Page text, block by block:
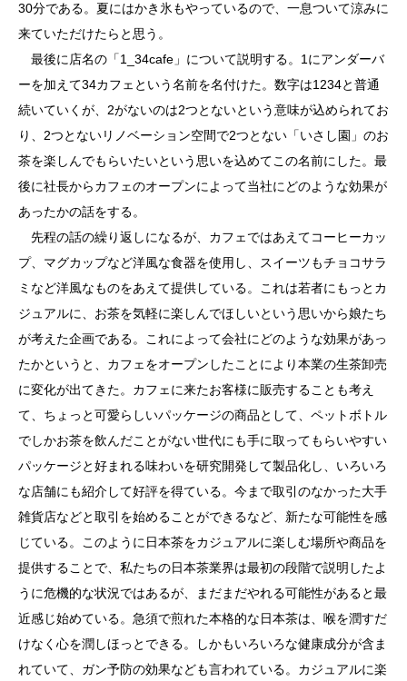
30分である。夏にはかき氷もやっているので、一息ついて涼みに
来ていただけたらと思う。
最後に店名の「1_34cafe」について説明する。1にアンダーバ
ーを加えて34カフェという名前を名付けた。数字は1234と普通
続いていくが、2がないのは2つとないという意味が込められてお
り、2つとないリノベーション空間で2つとない「いさし園」のお
茶を楽しんでもらいたいという思いを込めてこの名前にした。最
後に社長からカフェのオープンによって当社にどのような効果が
あったかの話をする。
先程の話の繰り返しになるが、カフェではあえてコーヒーカッ
プ、マグカップなど洋風な食器を使用し、スイーツもチョコサラ
ミなど洋風なものをあえて提供している。これは若者にもっとカ
ジュアルに、お茶を気軽に楽しんでほしいという思いから娘たち
が考えた企画である。これによって会社にどのような効果があっ
たかというと、カフェをオープンしたことにより本業の生茶卸売
に変化が出てきた。カフェに来たお客様に販売することも考え
て、ちょっと可愛らしいパッケージの商品として、ペットボトル
でしかお茶を飲んだことがない世代にも手に取ってもらいやすい
パッケージと好まれる味わいを研究開発して製品化し、いろいろ
な店舗にも紹介して好評を得ている。今まで取引のなかった大手
雑貨店などと取引を始めることができるなど、新たな可能性を感
じている。このように日本茶をカジュアルに楽しむ場所や商品を
提供することで、私たちの日本茶業界は最初の段階で説明したよ
うに危機的な状況ではあるが、まだまだやれる可能性があると最
近感じ始めている。急須で煎れた本格的な日本茶は、喉を潤すだ
けなく心を潤しほっとできる。しかもいろいろな健康成分が含ま
れていて、ガン予防の効果なども言われている。カジュアルに楽